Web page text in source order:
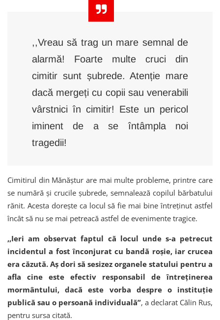
,,Vreau să trag un mare semnal de
alarmă! Foarte multe cruci din
cimitir sunt șubrede. Atenție mare
dacă mergeți cu copii sau venerabili
vârstnici în cimitir! Este un pericol
iminent de a se întâmpla noi
tragedii!
Cimitirul din Mănăștur are mai multe probleme, printre care
se numără și crucile șubrede, semnalează copilul bărbatului
rănit. Acesta dorește ca locul să fie mai bine întreținut astfel
încât să nu se mai petreacă astfel de evenimente tragice.
,,Ieri am observat faptul că locul unde s-a petrecut
incidentul a fost înconjurat cu bandă roșie, iar crucea
era căzută. Aș dori să sesizez organele statului pentru a
afla cine este efectiv responsabil de întreținerea
mormântului, dacă este vorba despre o instituție
publică sau o persoană individuală”, a declarat Călin Rus,
pentru sursa citată.